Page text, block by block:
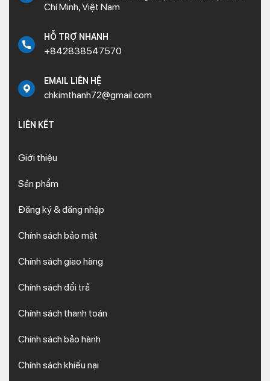
Chí Minh, Việt Nam
HỖ TRỢ NHANH
+842838547570
EMAIL LIÊN HỆ
chkimthanh72@gmail.com
LIÊN KẾT
Giới thiệu
Sản phẩm
Đăng ký & đăng nhập
Chính sách bảo mật
Chính sách giao hàng
Chính sách đổi trả
Chính sách thanh toán
Chính sách bảo hành
Chính sách khiếu nại